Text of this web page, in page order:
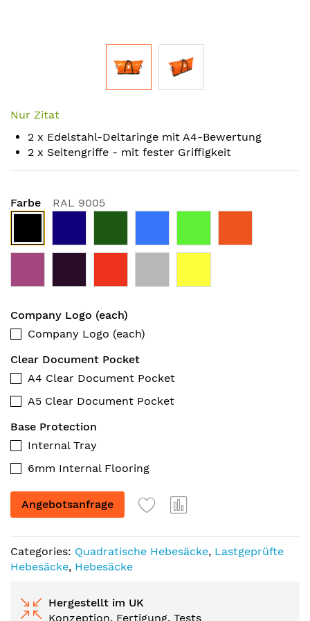
to
beginning
of
the
gallery
Nur Zitat
2 x Edelstahl-Deltaringe mit A4-Bewertung
2 x Seitengriffe - mit fester Griffigkeit
Farbe RAL 9005
Company Logo (each)
Company Logo (each)
Clear Document Pocket
A4 Clear Document Pocket
A5 Clear Document Pocket
Base Protection
Internal Tray
6mm Internal Flooring
Angebotsanfrage
Categories: Quadratische Hebesäcke, Lastgeprüfte
Hebesäcke, Hebesäcke
Hergestellt im UK
Konzeption, Fertigung, Tests